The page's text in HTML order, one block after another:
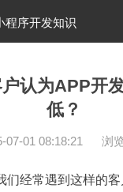
程序开发知识
认为APP开
低？
07-01 08:18:21 浏
们经常遇到这样的